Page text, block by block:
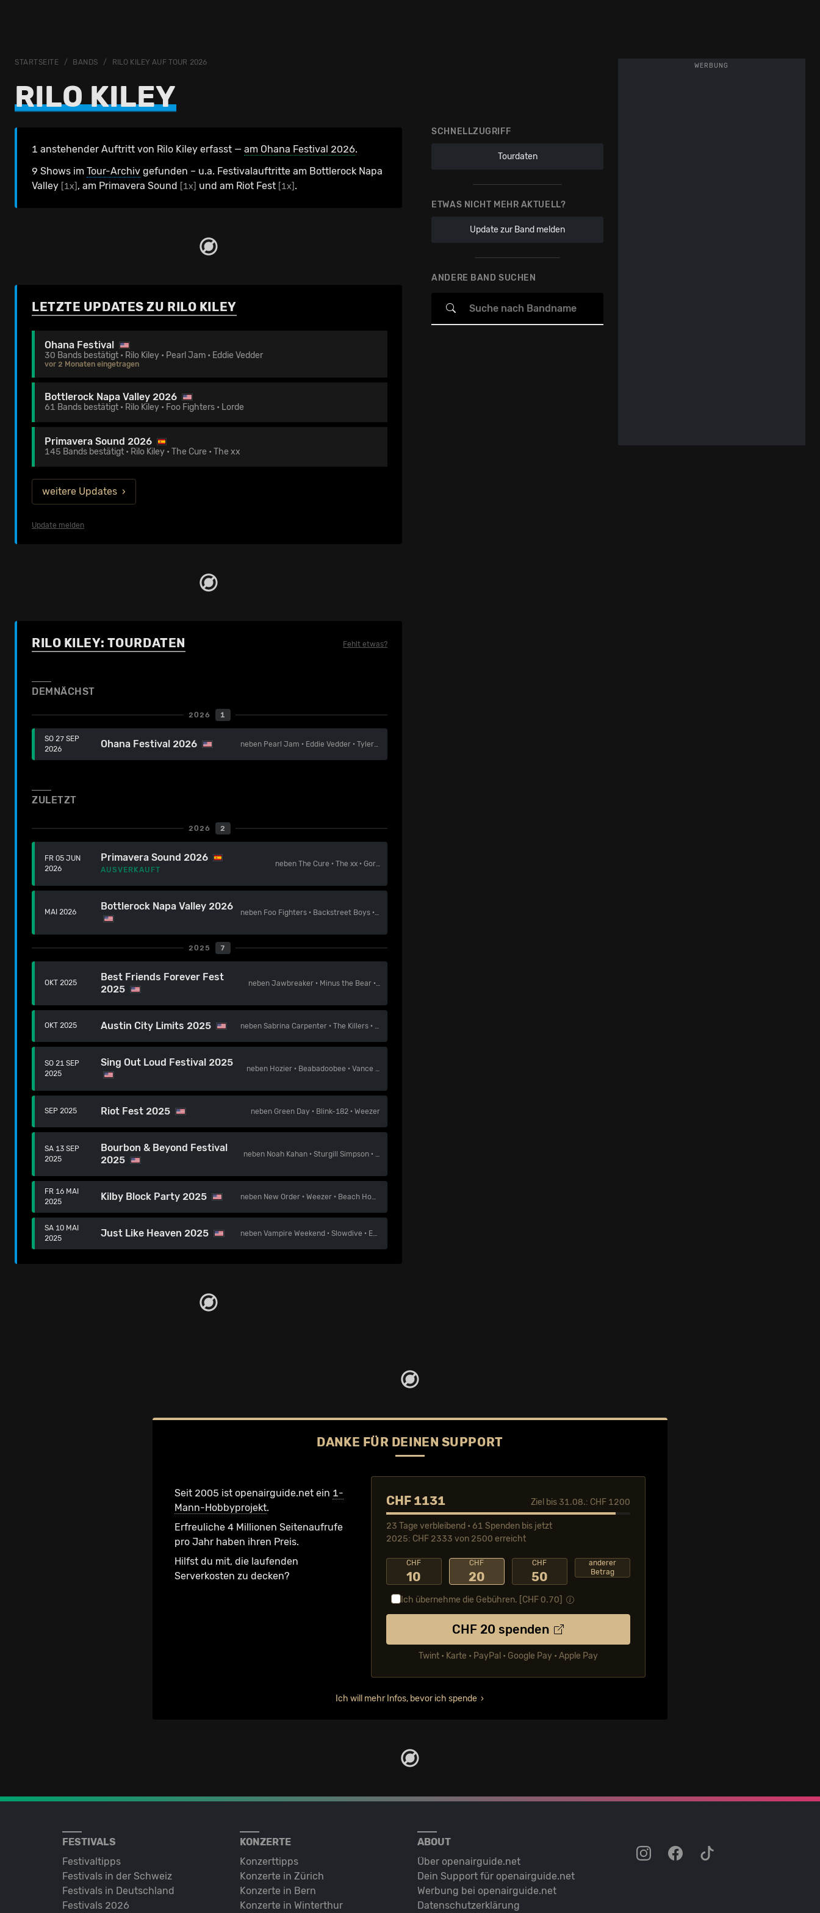
WERBUNG
STARTSEITE BANDS RILO KILEY AUF TOUR 2026
RILO KILEY
SCHNELLZUGRIFF
Tourdaten
ETWAS NICHT MEHR AKTUELL?
Update zur Band melden
ANDERE BAND SUCHEN
1 anstehender Auftritt von Rilo Kiley erfasst — am Ohana Festival 2026.
9 Shows im Tour-Archiv gefunden – u.a. Festivalauftritte am Bottlerock Napa
Valley [1x] , am Primavera Sound [1x] und am Riot Fest [1x] .
LETZTE UPDATES ZU RILO KILEY
Ohana Festival
30 Bands bestätigt • Rilo Kiley • Pearl Jam • Eddie Vedder
vor 2 Monaten eingetragen
Bottlerock Napa Valley 2026
61 Bands bestätigt • Rilo Kiley • Foo Fighters • Lorde
Primavera Sound 2026
145 Bands bestätigt • Rilo Kiley • The Cure • The xx
weitere Updates
Update melden
RILO KILEY: TOURDATEN Fehlt etwas?
DEMNÄCHST
2026 1
SO 27 SEP
2026
Ohana Festival 2026 neben Pearl Jam · Eddie Vedder ·Tyler Childers
ZULETZT
2026 2
FR 05 JUN
2026
Primavera Sound 2026
AUSVERKAUFT
neben The Cure · The xx· Gorillaz
MAI 2026
Bottlerock Napa Valley 2026
neben Foo Fighters · Backstreet Boys ·
2025 7
OKT 2025
Best Friends Forever Fest
2025
neben Jawbreaker· Minus the Bear·
OKT 2025 Austin City Limits 2025 nebenSabrina Carpenter ·The Killers ·
SO 21 SEP
2025
Sing Out Loud Festival 2025
neben Hozier · Beabadoobee ·Vance Joy
SEP 2025 Riot Fest 2025 nebenGreen Day · Blink-182 ·Weezer
SA 13 SEP
2025
Bourbon & Beyond Festival
2025
neben Noah Kahan· Sturgill Simpson·
FR 16 MAI
2025
Kilby Block Party 2025 neben New Order ·Weezer · Beach House
SA 10 MAI
2025
Just Like Heaven 2025 nebenVampire Weekend ·Slowdive · Empire Of The Sun
DANKE FÜR DEINEN SUPPORT
Seit 2005 ist openairguide.net ein 1-
Mann-Hobbyprojekt.
Erfreuliche 4 Millionen Seiten­aufrufe
pro Jahr haben ihren Preis.
Hilfst du mit, die laufenden
Serverkosten zu decken?
CHF 1131 Ziel bis 31.08.: CHF 1200
23 Tage verbleibend • 61 Spenden bis jetzt
2025: CHF 2333 von 2500 erreicht
CHF
10
CHF
20
CHF
50
anderer
Betrag
Ich übernehme die Gebühren. [CHF0.70
CHF 20 spenden
Twint • Karte • PayPal • Google Pay • Apple Pay
Ich will mehr Infos, bevor ich spende
FESTIVALS
Festivaltipps
Festivals in der Schweiz
Festivals in Deutschland
Festivals 2026
KONZERTE
Konzerttipps
Konzerte in Zürich
Konzerte in Bern
Konzerte in Winterthur
ABOUT
Über openairguide.net
Dein Support für openairguide.net
Werbung bei openairguide.net
Datenschutz­erklärung